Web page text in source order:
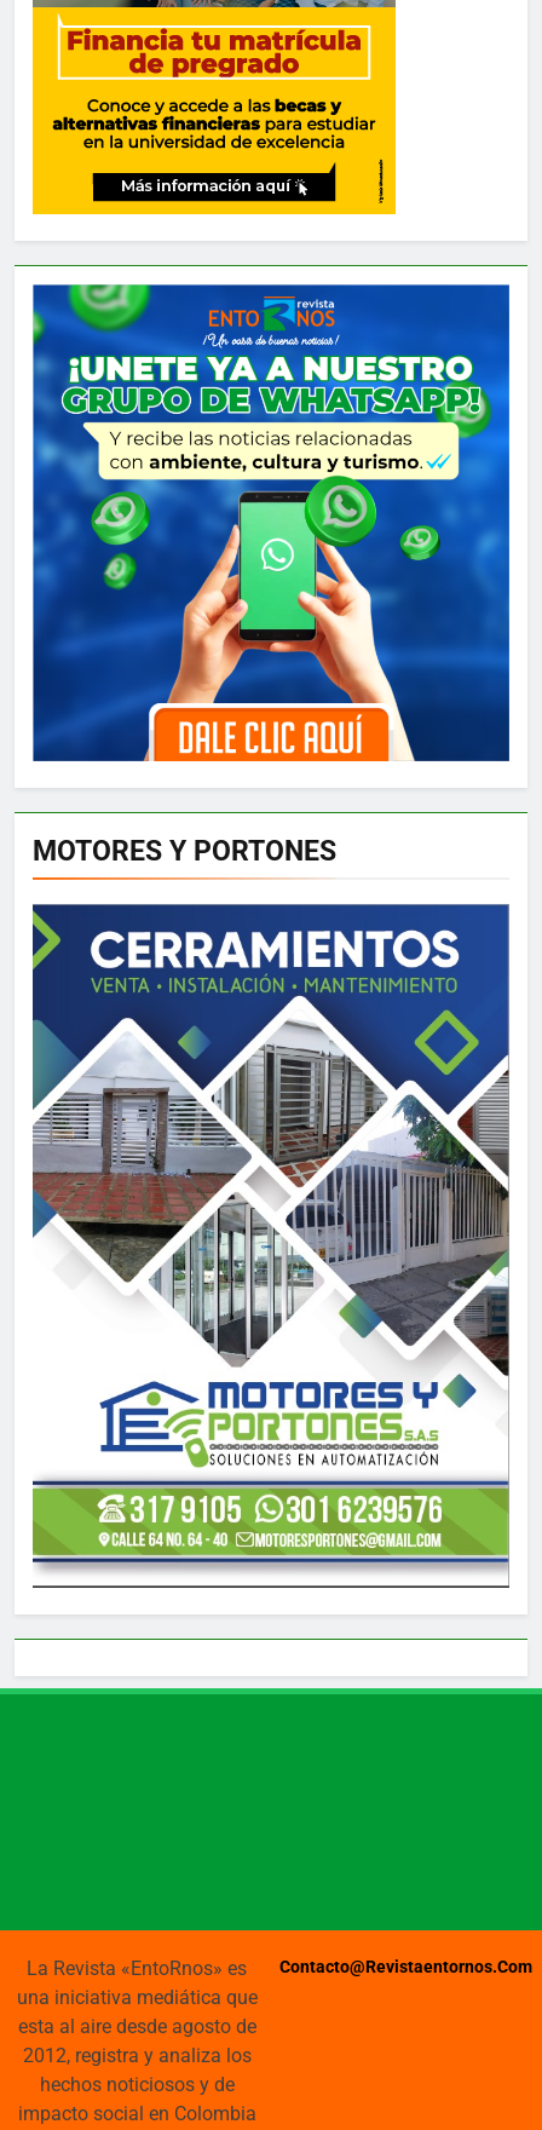
MOTORES Y PORTONES
La Revista «EntoRnos» es
una iniciativa mediática que
esta al aire desde agosto de
2012, registra y analiza los
hechos noticiosos y de
impacto social en Colombia
Contacto@revistaentornos.com